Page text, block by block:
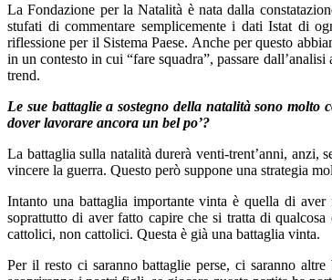
La Fondazione per la Natalità è nata dalla
stufati di commentare semplicemente i dati Istat di
riflessione per il Sistema Paese. Anche per questo
in un contesto in cui “fare squadra”, passare
trend.
Le sue battaglie a sostegno della natalità sono
dover lavorare ancora un bel po’?
La battaglia sulla natalità durerà venti-trent’anni, anzi,
vincere la guerra. Questo però suppone una strategia
Intanto una battaglia importante vinta è quella di aver
soprattutto di aver fatto capire che si tratta di
cattolici, non cattolici. Questa è già una battaglia vinta.
Per il resto ci saranno battaglie perse, ci saranno